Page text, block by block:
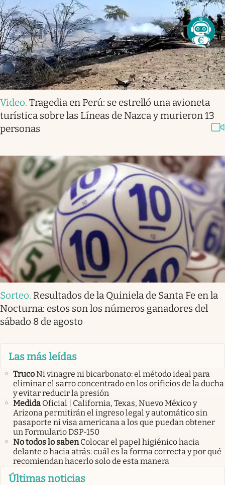
Video. Tragedia en Perú: se estrelló una avioneta
turística sobre las Líneas de Nazca y murieron 13
personas
Sorteo. Resultados de la Quiniela de Santa Fe en la
Nocturna: estos son los números ganadores del
sábado 8 de agosto
Las más leídas
TrucoNi vinagre ni bicarbonato: el método ideal para
eliminar el sarro concentrado en los orificios de la ducha
y evitar reducir la presión
Medida Oficial | California, Texas, Nuevo México y
Arizona permitirán el ingreso legal y automático sin
pasaporte ni visa americana a los que puedan obtener
un Formulario DSP-150
No todos lo saben Colocar el papel higiénico hacia
delante o hacia atrás: cuál es la forma correcta y por qué
recomiendan hacerlo solo de esta manera
Últimas noticias